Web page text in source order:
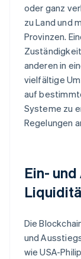
oder ganz
zu Land und
Provinzen.
anderen in
vielfältige
auf
Systeme zu
Regelungen
Ein-
Die
und
wie USA-